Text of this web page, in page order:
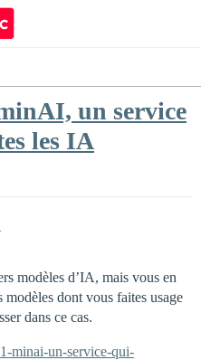
un service
les IA
modèles d’IA, mais vous en
modèles dont vous faites usage
dans ce cas.
minai-un-service-qui-